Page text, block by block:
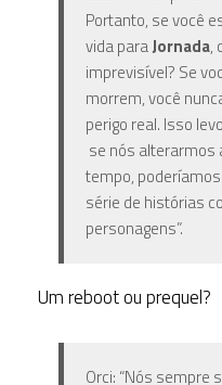
Portanto, se você
vida paraJornada,
imprevisível? Se
morrem, você
perigo real. Isso
se nós alterarmos
tempo,
série de histórias
personagens”.
Um reboot ou prequel?
Orci: “Nós sempre